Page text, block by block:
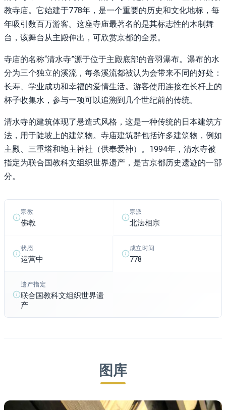
教寺庙。它始建于778年，是一个重要的历史和文化地标，每
年吸引数百万游客。这座寺庙最著名的是其标志性的木制舞
台，该舞台从主殿伸出，可欣赏京都的全景。
寺庙的名称“清水寺”源于位于主殿底部的音羽瀑布。瀑布的水
分为三个独立的溪流，每条溪流都被认为会带来不同的好处：
长寿、学业成功和幸福的爱情生活。游客使用连接在长杆上的
杯子收集水，参与一项可以追溯到几个世纪前的传统。
清水寺的建筑体现了悬造式风格，这是一种传统的日本建筑方
法，用于陡坡上的建筑物。寺庙建筑群包括许多建筑物，例如
主殿、三重塔和地主神社（供奉爱神）。1994年，清水寺被
指定为联合国教科文组织世界遗产，是古京都历史遗迹的一部
分。
宗教
佛教
宗派
北法相宗
状态
运营中
成立时间
778
遗产指定
联合国教科文组织世界遗
产
图库